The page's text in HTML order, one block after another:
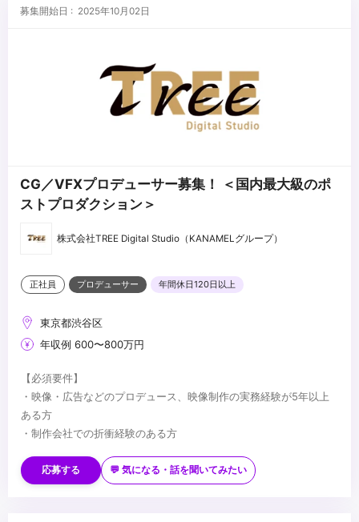
・これまでの経験を生かしながら、新しい取り組みへ柔軟にかつ能
募集開始日 : 2025年10月02日
CG／VFXプロデューサー募集！ ＜国内最大級のポ
ストプロダクション＞
株式会社TREE Digital Studio（KANAMELグループ）
正社員 プロデューサー 年間休日120日以上
東京都渋谷区
年収例 600〜800万円
【必須要件】
・映像・広告などのプロデュース、映像制作の実務経験が5年以上
ある方
・制作会社での折衝経験のある方
・CGデザイナーからプロデューサーへキャリアチェンジを目指す方
・制作会社でプロデュース経験のある方
応募する 💬 気になる・話を聞いてみたい